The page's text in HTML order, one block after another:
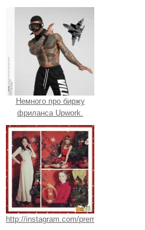
Немного про биржу
фриланса Upwork.
http://instagram.com/premieramodel.